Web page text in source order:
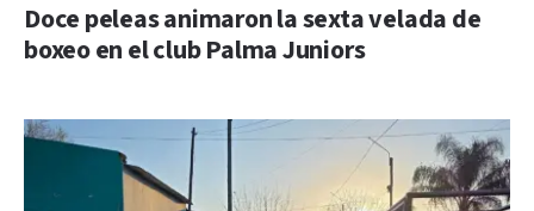
Doce peleas animaron la sexta velada de
boxeo en el club Palma Juniors